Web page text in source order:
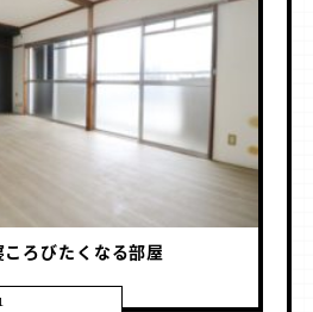
ろびたくなる部屋